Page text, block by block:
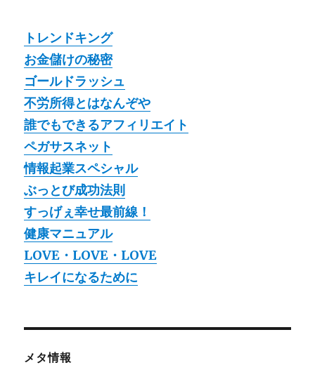
トレンドキング
お金儲けの秘密
ゴールドラッシュ
不労所得とはなんぞや
誰でもできるアフィリエイト
ペガサスネット
情報起業スペシャル
ぶっとび成功法則
すっげぇ幸せ最前線！
健康マニュアル
LOVE・LOVE・LOVE
キレイになるために
メタ情報